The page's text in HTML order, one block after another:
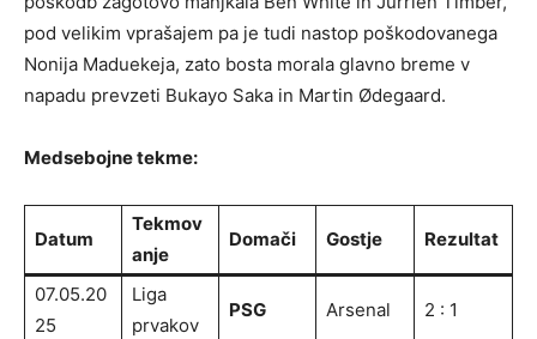
pod velikim vprašajem pa je tudi nastop poškodovanega
Nonija Maduekeja, zato bosta morala glavno breme v
napadu prevzeti Bukayo Saka in Martin Ødegaard.
Medsebojne tekme:
Datum
Tekmov
anje
Domači Gostje Rezultat
07.05.20
25
Liga
prvakov
PSG Arsenal 2 : 1